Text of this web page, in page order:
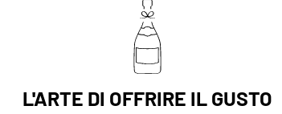
L'ARTE DI OFFRIRE IL GUSTO